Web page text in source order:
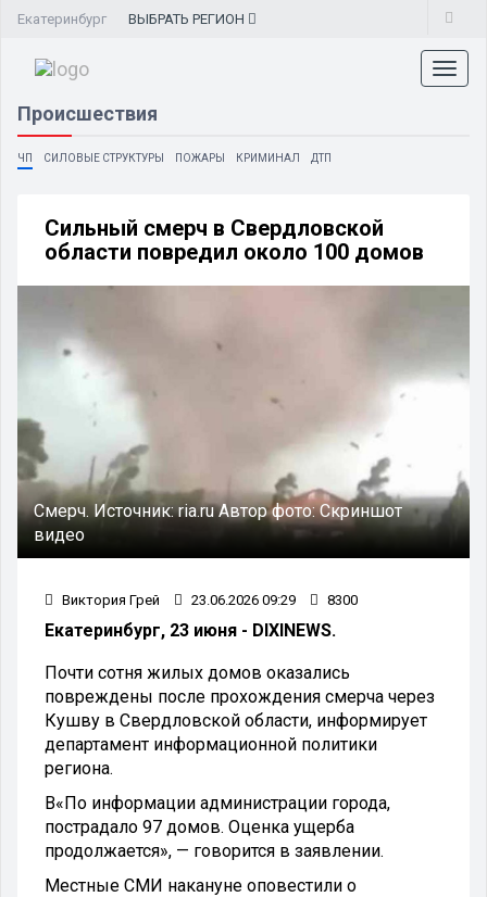
Екатеринбург ВЫБРАТЬ РЕГИОН
Происшествия
ЧП СИЛОВЫЕ СТРУКТУРЫ ПОЖАРЫ КРИМИНАЛ ДТП
Сильный смерч в Свердловской
области повредил около 100 домов
Смерч.Источник:ria.ruАвтор фото:Скриншот
видео
Виктория Грей 23.06.2026 09:29 8300
Екатеринбург, 23 июня - DIXINEWS.
Почти сотня жилых домов оказались
повреждены после прохождения смерча через
Кушву в Свердловской области, информирует
департамент информационной политики
региона.
В«По информации администрации города,
пострадало 97 домов. Оценка ущерба
продолжается», — говорится в заявлении.
Местные СМИ накануне оповестили о